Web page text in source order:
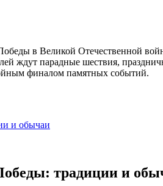
в Великой Отечественной
ждут парадные шествия,
финалом памятных событий.
и обычаи
традиции и